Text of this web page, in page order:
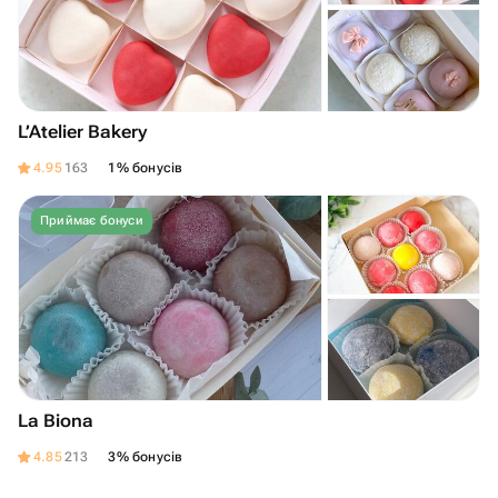
L’Atelier Bakery
4.95 163 1% бонусів
Приймає бонуси
La Biona
4.85213 3% бонусів